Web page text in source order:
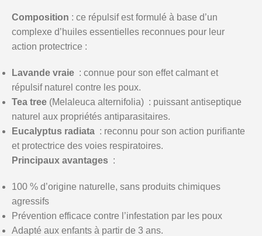
Composition : ce répulsif est formulé à base d’un
complexe d’huiles essentielles reconnues pour leur
action protectrice :
Lavande vraie : connue pour son effet calmant et
répulsif naturel contre les poux.
Tea tree (Melaleuca alternifolia) : puissant antiseptique
naturel aux propriétés antiparasitaires.
Eucalyptus radiata : reconnu pour son action purifiante
et protectrice des voies respiratoires.
Principaux avantages :
100 % d’origine naturelle, sans produits chimiques
agressifs
Prévention efficace contre l’infestation par les poux
Adapté aux enfants à partir de 3 ans.